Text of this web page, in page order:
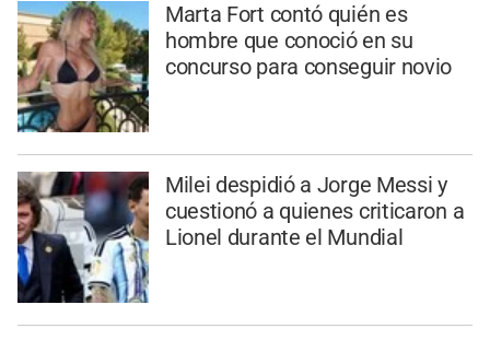
Marta Fort contó quién es
hombre que conoció en su
concurso para conseguir novio
Milei despidió a Jorge Messi y
cuestionó a quienes criticaron a
Lionel durante el Mundial